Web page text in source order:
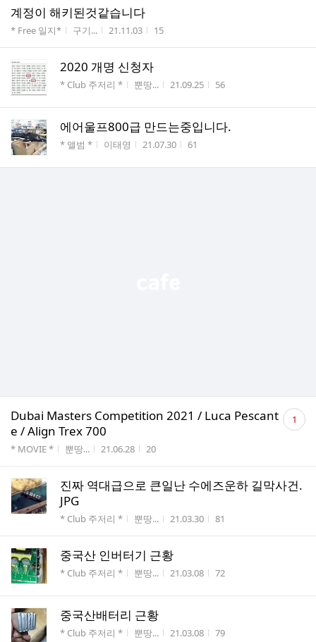
계정이 해키된것같습니다
게시판명
* Free 일지* 작성자
구기... 작성시간
21.11.03 조회수
15
2020 개명 신청자
게시판명
* Club 주저리 * 작성자
뿐땅... 작성시간
21.09.25 조회수
56
에어울프800급 만드는중입니다.
게시판명
* 앨범 * 작성자
이태영 작성시간
21.07.30 조회수
61
Dubai Masters Competition 2021 / Luca Pescant
e / Align Trex 700
게시판명
* MOVIE * 작성자
뿐땅... 작성시간
21.06.28 조회수
20
댓
글 1
진짜 역대급으로 큰일난 수에즈운하 길막사건.
JPG
게시판명
* Club 주저리 * 작성자
뿐땅... 작성시간
21.03.30 조회수
81
중국산 인버터기 근황
게시판명
* Club 주저리 * 작성자
뿐땅... 작성시간
21.03.08 조회수
72
중국산배터리 근황
게시판명
* Club 주저리 * 작성자
뿐땅... 작성시간
21.03.08 조회수
79